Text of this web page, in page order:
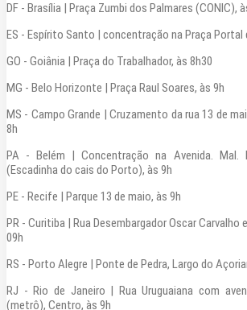
DF - Brasília | Praça Zumbi dos Palmares (CONIC),
ES - Espírito Santo | concentração na Praça Portal
GO - Goiânia | Praça do Trabalhador, às 8h30
MG - Belo Horizonte | Praça Raul Soares, às 9h
MS - Campo Grande | Cruzamento da rua 13 de
8h
PA - Belém | Concentração na Avenida. Mal.
(Escadinha do cais do Porto), às 9h
PE - Recife | Parque 13 de maio, às 9h
PR - Curitiba | Rua Desembargador Oscar Carvalho
09h
RS - Porto Alegre | Ponte de Pedra, Largo do
RJ - Rio de Janeiro | Rua Uruguaiana com
(metrô), Centro, às 9h